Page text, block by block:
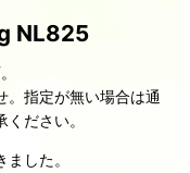
NL825
指定が無い場合は通
ださい。
した。